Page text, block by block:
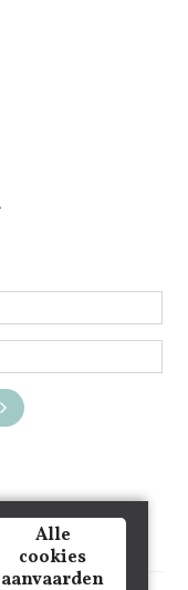
Alle
cookies
aanvaarden